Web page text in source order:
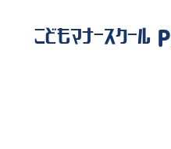
こどもマナースクール